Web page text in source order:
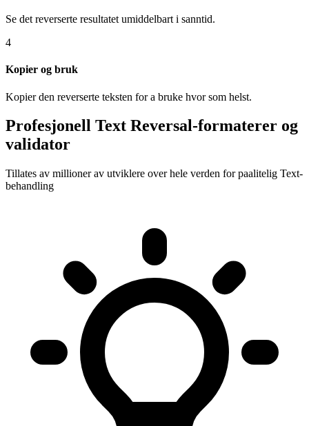
Se det reverserte resultatet umiddelbart i sanntid.
4
Kopier og bruk
Kopier den reverserte teksten for a bruke hvor som helst.
Profesjonell Text Reversal-formaterer og
validator
Tillates av millioner av utviklere over hele verden for paalitelig Text-
behandling